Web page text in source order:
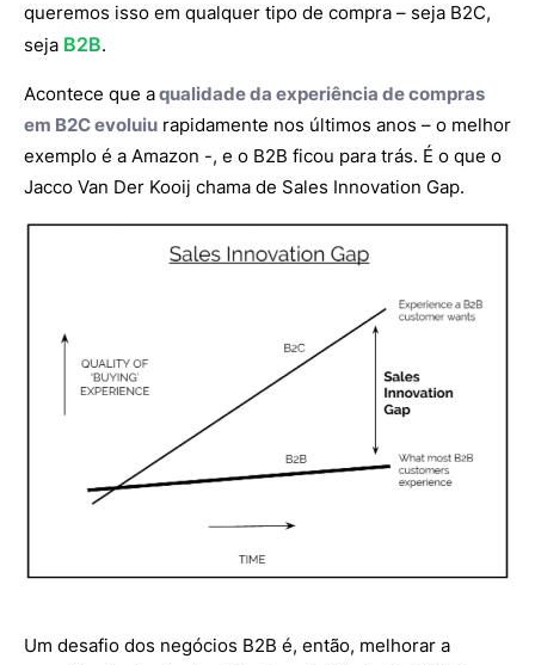
queremos isso em qualquer tipo de compra – seja B2C,
seja B2B.
Acontece que aqualidade da experiência de compras
em B2C evoluiu rapidamente nos últimos anos – o melhor
exemplo é a Amazon -, e o B2B ficou para trás. É o que o
Jacco Van Der Kooij chama de Sales Innovation Gap.
Um desafio dos negócios B2B é, então, melhorar a